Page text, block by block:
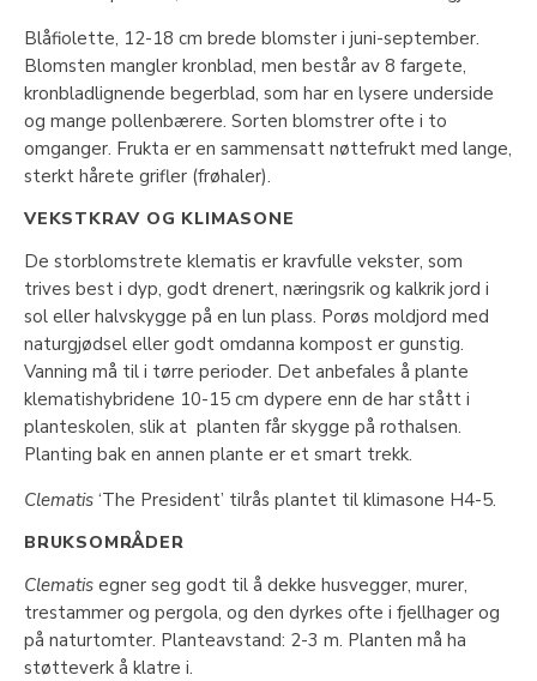
Blåfiolette, 12-18 cm brede blomster i juni-september.
Blomsten mangler kronblad, men består av 8 fargete,
kronbladlignende begerblad, som har en lysere underside
og mange pollenbærere. Sorten blomstrer ofte i to
omganger. Frukta er en sammensatt nøttefrukt med lange,
sterkt hårete grifler (frøhaler).
VEKSTKRAV OG KLIMASONE
De storblomstrete klematis er kravfulle vekster, som
trives best i dyp, godt drenert, næringsrik og kalkrik jord i
sol eller halvskygge på en lun plass. Porøs moldjord med
naturgjødsel eller godt omdanna kompost er gunstig.
Vanning må til i tørre perioder. Det anbefales å plante
klematishybridene 10-15 cm dypere enn de har stått i
planteskolen, slik at planten får skygge på rothalsen.
Planting bak en annen plante er et smart trekk.
Clematis ‘The President’ tilrås plantet til klimasone H4-5.
BRUKSOMRÅDER
Clematis egner seg godt til å dekke husvegger, murer,
trestammer og pergola, og den dyrkes ofte i fjellhager og
på naturtomter. Planteavstand: 2-3 m. Planten må ha
støtteverk å klatre i.